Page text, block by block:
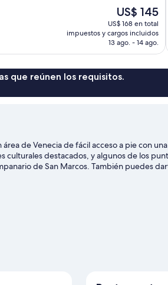
El
precio
actual
es
de
US$ 145
US$ 168 en total
impuestos y cargos incluidos
13 ago. - 14 ago.
que reúnen los requisitos.
de Venecia de fácil acceso a pie con una
culturales destacados, y algunos de los
de San Marcos. También puedes
un poco? En la zona te esperan muchas